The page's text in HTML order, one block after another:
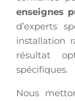
enseignes
d’experts
installation
résultat
spécifiques.
Nous